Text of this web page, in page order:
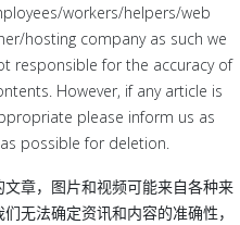
workers/helpers/web
hosting company as such we
responsible for the accuracy of
However, if any article is
please inform us as
possible for deletion.
文章，图片和视频可能来自各种来
无法确定资讯和内容的准确性，